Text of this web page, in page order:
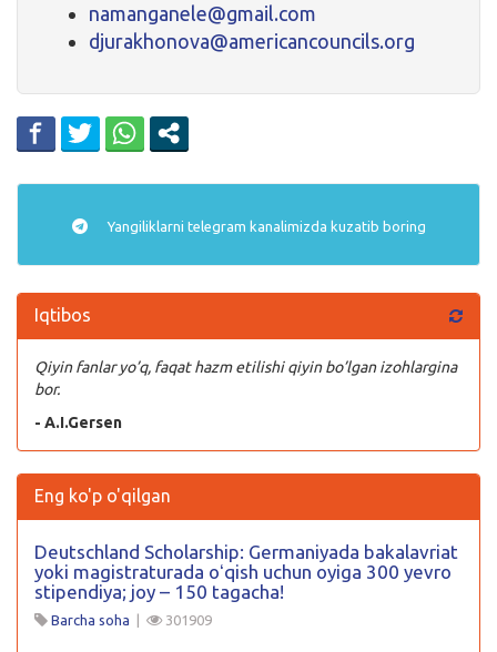
namanganele@gmail.com
djurakhonova@americancouncils.org
Yangiliklarni telegram kanalimizda kuzatib boring
Iqtibos
Qiyin fanlar yo’q, faqat hazm etilishi qiyin bo’lgan izohlargina
bor.
- A.I.Gersen
Eng ko'p o'qilgan
Deutschland Scholarship: Germaniyada bakalavriat
yoki magistraturada oʻqish uchun oyiga 300 yevro
stipendiya; joy – 150 tagacha!
Barcha soha | 301909